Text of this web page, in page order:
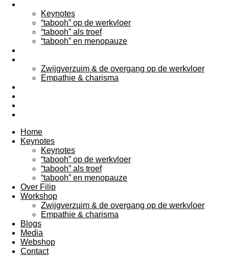
Keynotes
“tabooh” op de werkvloer
“tabooh” als troef
“tabooh” en menopauze
Zwijgverzuim & de overgang op de werkvloer
Empathie & charisma
Home
Keynotes
Keynotes
“tabooh” op de werkvloer
“tabooh” als troef
“tabooh” en menopauze
Over Filip
Workshop
Zwijgverzuim & de overgang op de werkvloer
Empathie & charisma
Blogs
Media
Webshop
Contact
Filip De Groeve spreekt over het menopauze-taboe op de
werkvloer en waarom zwijgen talent, energie en werkplezier
kost.